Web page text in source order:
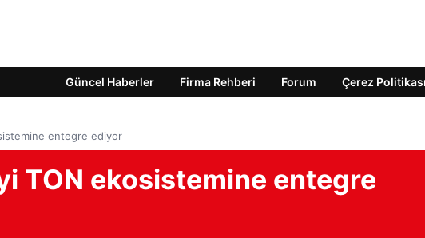
Güncel Haberler Firma Rehberi Forum Çerez Politikası
entegre ediyor
TON ekosistemine entegre